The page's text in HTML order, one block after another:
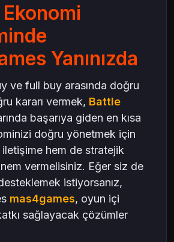
Yanınızda
ve full buy arasında doğru
kararı vermek, Battle
başarıya giden en kısa
doğru yönetmek için
iletişime hem de stratejik
vermelisiniz. Eğer siz de
istiyorsanız,
mas4games, oyun içi
sağlayacak çözümler